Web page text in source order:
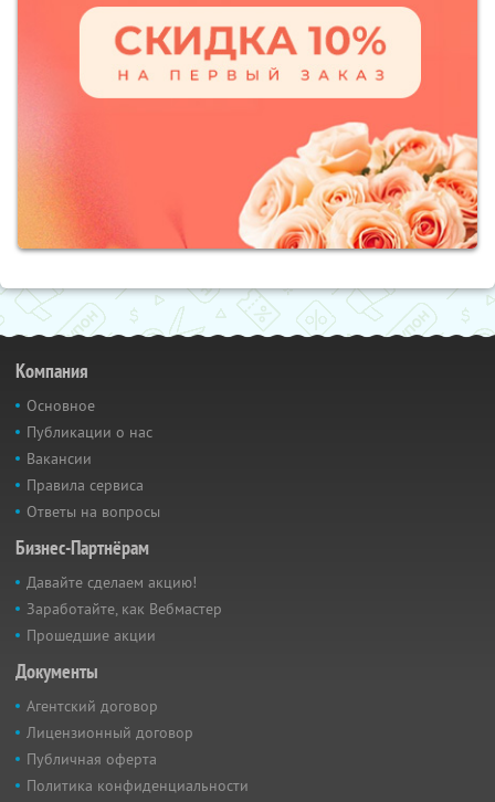
Компания
Основное
Публикации о нас
Вакансии
Правила сервиса
Ответы на вопросы
Бизнес-Партнёрам
Давайте сделаем акцию!
Заработайте, как Вебмастер
Прошедшие акции
Документы
Агентский договор
Лицензионный договор
Публичная оферта
Политика конфиденциальности